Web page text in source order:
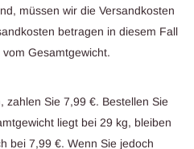
müssen wir die Versandkosten
betragen in diesem Fall
Gesamtgewicht.
zahlen Sie 7,99 €. Bestellen Sie
liegt bei 29 kg, bleiben
bei 7,99 €. Wenn Sie jedoch